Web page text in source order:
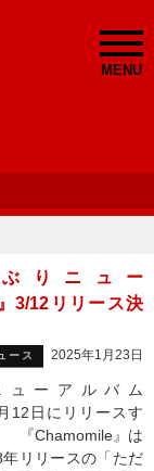
MENU
りニュー
3/12リリース決
ース 2025年1月23日
ーアルバム
12日にリリースす
『Chamomile』は
リリースの「ただ